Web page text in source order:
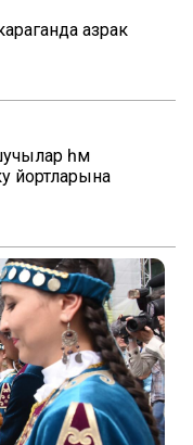
азрак
һәм
йортларына